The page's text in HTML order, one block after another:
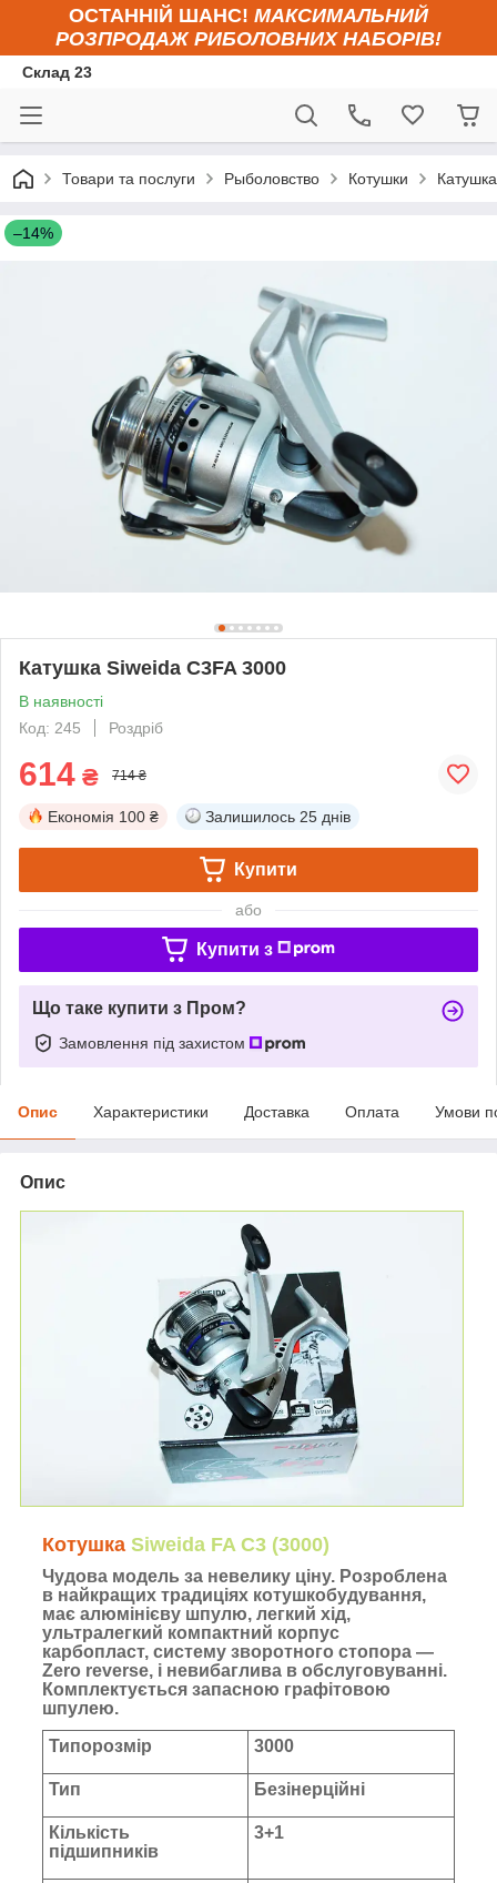
ОСТАННІЙ ШАНС! МАКСИМАЛЬНИЙ
РОЗПРОДАЖ РИБОЛОВНИХ НАБОРІВ!
Склад 23
Товари та послуги Рыболовство Котушки
–14%
Катушка Siweida C3FA 3000
В наявності
Код: 245
Роздріб
614 ₴ 714 ₴
Економія 100 ₴ Залишилось 25 днів
Купити
або
Купити з
Що таке купити з Пром?
Замовлення під захистом
Опис Характеристики Доставка Оплата Умови
Опис
Котушка Siweida FA C3 (3000)
Чудова модель за невелику ціну. Розроблена
в найкращих традиціях котушкобудування,
має алюмінієву шпулю, легкий хід,
ультралегкий компактний корпус
карбопласт, систему зворотного стопора —
Zero reverse, і невибаглива в обслуговуванні.
Комплектується запасною графітовою
шпулею.
Типорозмір
3000
Тип Безінерційні
Кількість
підшипників
3+1